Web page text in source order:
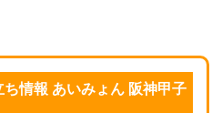
情報 あいみょん 阪神甲子